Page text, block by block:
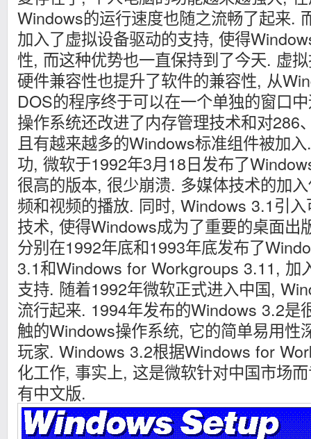
Windows的运行速度也随之流畅了起来.
加入了虚拟设备驱动的支持, 使得
性, 而这种优势也一直保持到了今天. 虚
硬件兼容性也提升了软件的兼容性, 从
DOS的程序终于可以在一个单独的窗口
操作系统还改进了内存管理技术和对286
且有越来越多的Windows标准组件被加
功, 微软于1992年3月18日发布了
很高的版本, 很少崩溃. 多媒体技术的加
频和视频的播放. 同时, Windows 3.1引
技术, 使得Windows成为了重要的桌面出
分别在1992年底和1993年底发布了
3.1和Windows for Workgroups 3.11, 加
支持. 随着1992年微软正式进入中国,
流行起来. 1994年发布的Windows 3.2是
触的Windows操作系统, 它的简单易用性
玩家. Windows 3.2根据Windows for
化工作, 事实上, 这是微软针对中国市场
有中文版.